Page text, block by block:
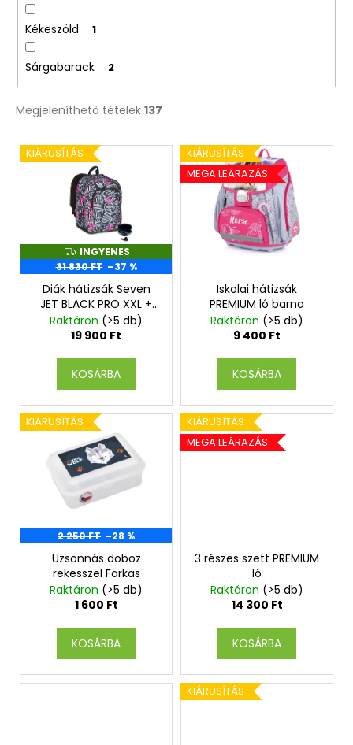
Kékeszöld 1
Sárgabarack 2
Megjeleníthető tételek 137
T
e
k
e
j
a
KIÁRUSÍTÁS
I
N
G
Y
E
N
E
S
INGYENES
31 830 FT –37 %
Diák hátizsák Seven
JET BLACK PRO XXL +
Fülhallgató
Raktáron (>5 db)
19 900 Ft
KOSÁRBA
KIÁRUSÍTÁS
MEGA LEÁRAZÁS
Iskolai hátizsák
PREMIUM ló barna
Raktáron (>5 db)
9 400 Ft
KOSÁRBA
KIÁRUSÍTÁS
2 250 FT –28 %
Uzsonnás doboz
rekesszel Farkas
Raktáron (>5 db)
1 600 Ft
KOSÁRBA
KIÁRUSÍTÁS
MEGA LEÁRAZÁS
3 részes szett PREMIUM
ló
Raktáron (>5 db)
14 300 Ft
KOSÁRBA
KIÁRUSÍTÁS